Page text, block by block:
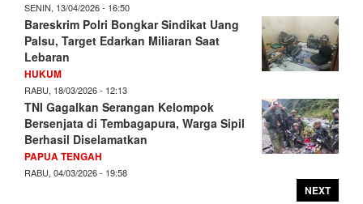
SENIN, 13/04/2026 - 16:50
Bareskrim Polri Bongkar Sindikat Uang
Palsu, Target Edarkan Miliaran Saat
Lebaran
HUKUM
RABU, 18/03/2026 - 12:13
TNI Gagalkan Serangan Kelompok
Bersenjata di Tembagapura, Warga Sipil
Berhasil Diselamatkan
PAPUA TENGAH
RABU, 04/03/2026 - 19:58
NEXT